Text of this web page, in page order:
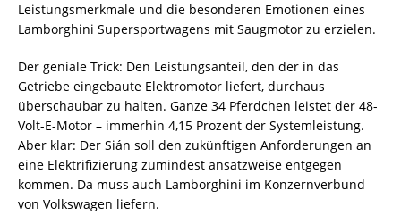
Leistungsmerkmale und die besonderen Emotionen eines
Lamborghini Supersportwagens mit Saugmotor zu erzielen.
Der geniale Trick: Den Leistungsanteil, den der in das
Getriebe eingebaute Elektromotor liefert, durchaus
überschaubar zu halten. Ganze 34 Pferdchen leistet der 48-
Volt-E-Motor – immerhin 4,15 Prozent der Systemleistung.
Aber klar: Der Sián soll den zukünftigen Anforderungen an
eine Elektrifizierung zumindest ansatzweise entgegen
kommen. Da muss auch Lamborghini im Konzernverbund
von Volkswagen liefern.